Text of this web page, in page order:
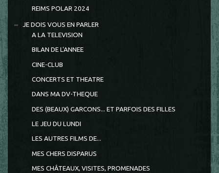
REIMS POLAR 2024
JE DOIS VOUS EN PARLER
A LA TELEVISION
BILAN DE L'ANNEE
CINE-CLUB
CONCERTS ET THEATRE
DANS MA DV-THEQUE
DES (BEAUX) GARCONS... ET PARFOIS DES FILLES
LE JEU DU LUNDI
LES AUTRES FILMS DE...
MES CHERS DISPARUS
MES CHÂTEAUX, VISITES, PROMENADES